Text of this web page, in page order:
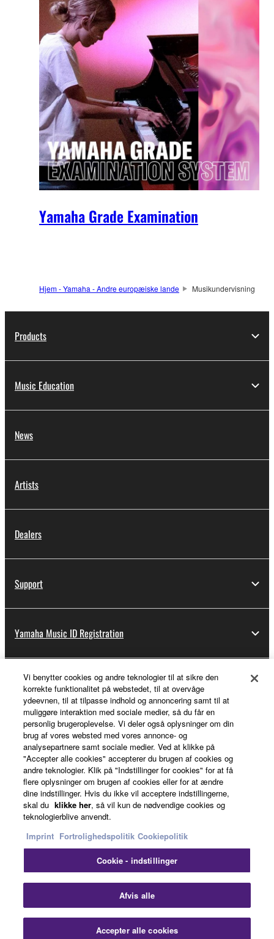
Yamaha Grade Examination
Hjem - Yamaha - Andre europæiske lande Musikundervisning
Products
Music Education
News
Artists
Dealers
Support
Yamaha Music ID Registration
About Yamaha
Danmark - English
Business
Kontakt osBetingelser og vilkårFortrolighedspolitik
CookiepolitikImprint
© Yamaha Corporation.
Vi benytter cookies og andre teknologier til at sikre den
korrekte funktionalitet på webstedet, til at overvåge
ydeevnen, til at tilpasse indhold og annoncering samt til at
muliggøre interaktion med sociale medier, så du får en
personlig brugeroplevelse. Vi deler også oplysninger om din
brug af vores websted med vores annonce- og
analysepartnere samt sociale medier. Ved at klikke på
"Accepter alle cookies" accepterer du brugen af cookies og
andre teknologier. Klik på "Indstillinger for cookies" for at få
flere oplysninger om brugen af cookies eller for at ændre
dine indstillinger. Hvis du ikke vil acceptere indstillingerne,
skal du klikke her, så vil kun de nødvendige cookies og
teknologierblive anvendt.
Imprint Fortrolighedspolitik Cookiepolitik
Cookie - indstillinger
Afvis alle
Accepter alle cookies